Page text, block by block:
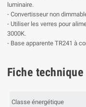
luminaire.
- Convertisseur non
- Utiliser les verres pour
3000K.
- Base apparente TR241 à
Fiche technique
Classe énergétique